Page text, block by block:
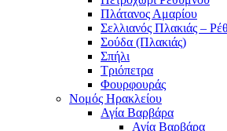
Πλάτανος Αμαρίου
Σελλιανός Πλακιάς –
Σούδα (Πλακιάς)
Σπήλι
Τριόπετρα
Φουρφουράς
Νομός Ηρακλείου
Αγία Βαρβάρα
Αγία Βαρβάρα